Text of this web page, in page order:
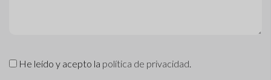
He leído y acepto la política de privacidad.